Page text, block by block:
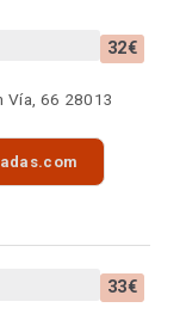
32€
Vía, 66 28013
33€